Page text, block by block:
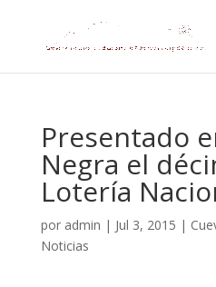
Presentado
Negra el
Lotería
por admin | Jul 3, 2015 |
Noticias